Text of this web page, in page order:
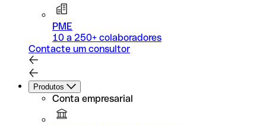
PME
10 a 250+ colaboradores
Contacte um consultor
Produtos
Conta empresarial